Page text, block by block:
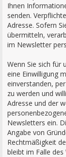
Ihnen
senden.
Adresse. Sofern
übermitteln,
im Newsletter
Wenn Sie sich für
eine Einwilligung
einverstanden,
zu werden und
Adresse und der
Newsletters ein.
Angabe von
Rechtmäßigkeit
bleibt im Falle des